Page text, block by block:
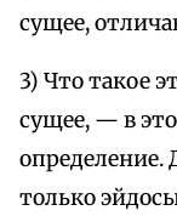
сущее,
3) Что такое
сущее, — в
определение.
только